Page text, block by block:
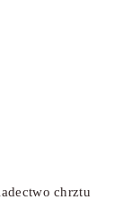
chrztu